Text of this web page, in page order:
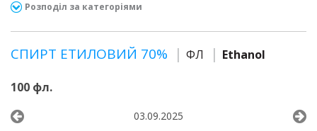
Розподіл за категоріями
СПИРТ ЕТИЛОВИЙ 70% ФЛ Ethanol
100 фл.
03.09.2025